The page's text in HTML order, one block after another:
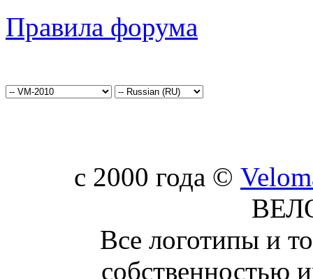
Правила форума
c 2000 года ©
Все логотипы и
собственностью